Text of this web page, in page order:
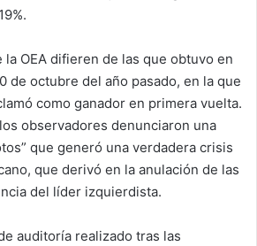
la OEA difieren de las que obtuvo en
de octubre del año pasado, en la que
como ganador en primera vuelta.
observadores denunciaron una
que generó una verdadera crisis
que derivó en la anulación de las
del líder izquierdista.
auditoría realizado tras las